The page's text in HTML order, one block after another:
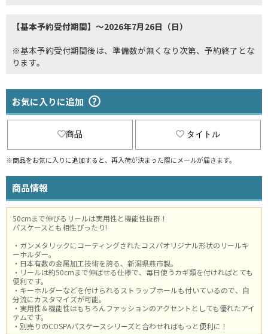
【基本予約受付期間】～2026年7月26日（日）
※基本予約受付期間後は、準備数が無くなり次第、予約終了とな
ります。
お気に入りに追加
商品 タイトル
※商品をお気に入りに追加すると、再入荷が決まった際にメールが届きます。
商品情報
50cmまで伸びるリールは実用性と機能性抜群！
パスケースとも相性ぴったり!
・ガンメタリックにコーティングされたコスパオリジナル形状のリールキ
ーホルダー。
・日本有数の金属加工技術を誇る、新潟県燕市製。
・リールは約50cmまで伸ばせる仕様で、毎日使うカギ類を付ければとても
便利です。
・キーホルダーなどを付けられるストラップホールも付いているので、自
分流にカスタマイズが可能。
・実用性＆機能性はもちろんファッションのアクセントとしても優れたアイ
テムです。
・別売りのCOSPAパスケースシリーズと合わせればもっと便利に！